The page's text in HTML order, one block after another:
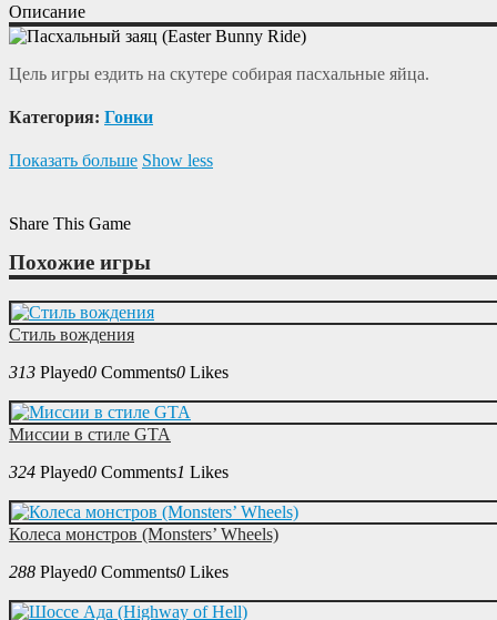
Share This Game
Описание
Цель игры ездить на скутере собирая пасхальные яйца.
Категория: Гонки
Показать больше Show less
Похожие игры
Стиль вождения
313 Played0 Comments0 Likes
Миссии в стиле GTA
324 Played0 Comments1 Likes
Колеса монстров (Monsters’ Wheels)
288 Played0 Comments0 Likes